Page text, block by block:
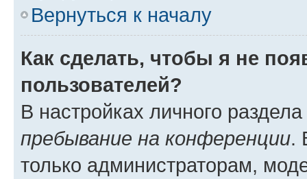
Вернуться к началу
Как сделать, чтобы я не
пользователей?
В настройках личного
пребывание на конференции.
только администраторам,